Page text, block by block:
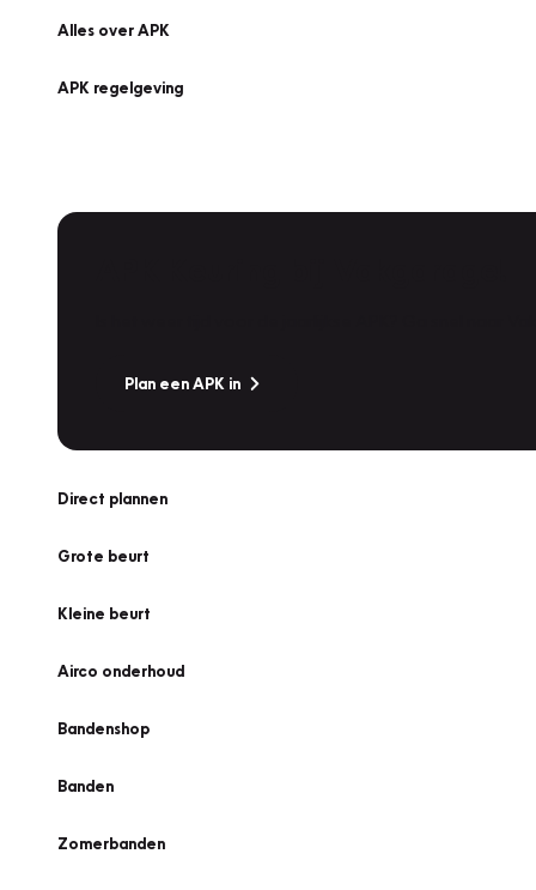
Alles over APK
APK regelgeving
Plan een APK in
Direct plannen
Grote beurt
Kleine beurt
Airco onderhoud
Bandenshop
Banden
Zomerbanden